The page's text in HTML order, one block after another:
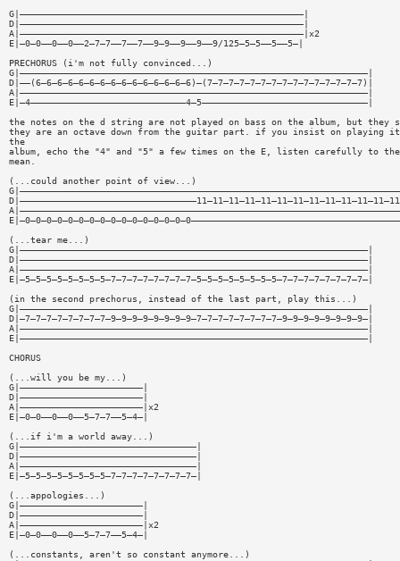
G|—————————————————————————————————————————————————————|
D|—————————————————————————————————————————————————————|
A|—————————————————————————————————————————————————————|x2
E|—0—0——0——0——2—7—7——7——7——9—9——9——9——9/125—5—5——5——5—|
PRECHORUS (i'm not fully convinced...)
G|—————————————————————————————————————————————————————————————————|
D|——(6—6—6—6—6—6—6—6—6—6—6—6—6—6—6)—(7—7—7—7—7—7—7—7—7—7—7—7—7—7—7)|
A|—————————————————————————————————————————————————————————————————|
E|—4—————————————————————————————4—5———————————————————————————————|
the notes on the d string are not played on bass on the album, but they
they are an octave down from the guitar part. if you insist on playing
the
album, echo the "4" and "5" a few times on the E, listen carefully to
mean.
(...could another point of view...)
(...tear me...)
G|—————————————————————————————————————————————————————————————————|
D|—————————————————————————————————————————————————————————————————|
A|—————————————————————————————————————————————————————————————————|
E|—5—5—5—5—5—5—5—5—7—7—7—7—7—7—7—7—5—5—5—5—5—5—5—5—7—7—7—7—7—7—7—7—|
(in the second prechorus, instead of the last part, play this...)
G|—————————————————————————————————————————————————————————————————|
D|—7—7—7—7—7—7—7—7—9—9—9—9—9—9—9—9—7—7—7—7—7—7—7—7—9—9—9—9—9—9—9—9—|
A|—————————————————————————————————————————————————————————————————|
E|—————————————————————————————————————————————————————————————————|
CHORUS
(...will you be my...)
G|———————————————————————|
D|———————————————————————|
A|———————————————————————|x2
E|—0—0——0——0——5—7—7——5—4—|
(...if i'm a world away...)
G|—————————————————————————————————|
D|—————————————————————————————————|
A|—————————————————————————————————|
E|—5—5—5—5—5—5—5—5—7—7—7—7—7—7—7—7—|
(...appologies...)
G|———————————————————————|
D|———————————————————————|
A|———————————————————————|x2
E|—0—0——0——0——5—7—7——5—4—|
(...constants, aren't so constant anymore...)